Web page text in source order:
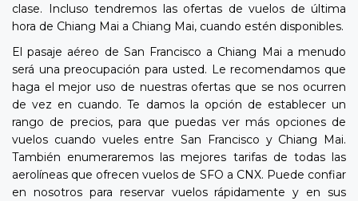
clase. Incluso tendremos las ofertas de vuelos de última
hora de Chiang Mai a Chiang Mai, cuando estén disponibles.
El pasaje aéreo de San Francisco a Chiang Mai a menudo
será una preocupación para usted. Le recomendamos que
haga el mejor uso de nuestras ofertas que se nos ocurren
de vez en cuando. Te damos la opción de establecer un
rango de precios, para que puedas ver más opciones de
vuelos cuando vueles entre San Francisco y Chiang Mai.
También enumeraremos las mejores tarifas de todas las
aerolíneas que ofrecen vuelos de SFO a CNX. Puede confiar
en nosotros para reservar vuelos rápidamente y en sus